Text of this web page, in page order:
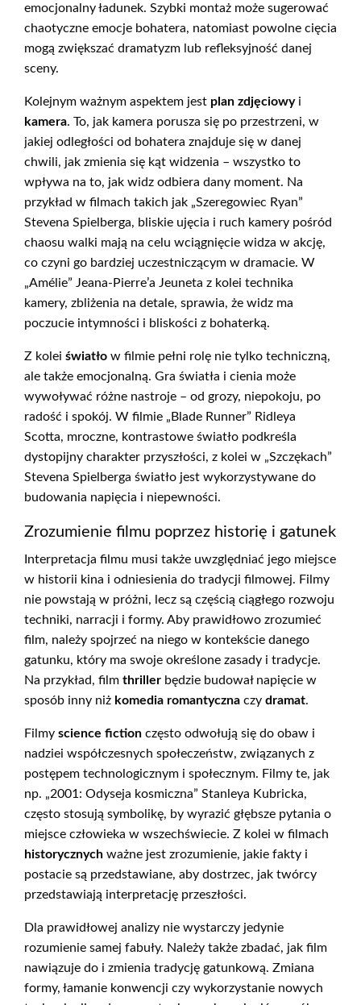
emocjonalny ładunek. Szybki montaż może sugerować
chaotyczne emocje bohatera, natomiast powolne cięcia
mogą zwiększać dramatyzm lub refleksyjność danej
sceny.
Kolejnym ważnym aspektem jest plan zdjęciowyi
kamera. To, jak kamera porusza się po przestrzeni, w
jakiej odległości od bohatera znajduje się w danej
chwili, jak zmienia się kąt widzenia – wszystko to
wpływa na to, jak widz odbiera dany moment. Na
przykład w filmach takich jak „Szeregowiec Ryan”
Stevena Spielberga, bliskie ujęcia i ruch kamery pośród
chaosu walki mają na celu wciągnięcie widza w akcję,
co czyni go bardziej uczestniczącym w dramacie. W
„Amélie” Jeana-Pierre’a Jeuneta z kolei technika
kamery, zbliżenia na detale, sprawia, że widz ma
poczucie intymności i bliskości z bohaterką.
Z kolei światło w filmie pełni rolę nie tylko techniczną,
ale także emocjonalną. Gra światła i cienia może
wywoływać różne nastroje – od grozy, niepokoju, po
radość i spokój. W filmie „Blade Runner” Ridleya
Scotta, mroczne, kontrastowe światło podkreśla
dystopijny charakter przyszłości, z kolei w „Szczękach”
Stevena Spielberga światło jest wykorzystywane do
budowania napięcia i niepewności.
Zrozumienie filmu poprzez historię i gatunek
Interpretacja filmu musi także uwzględniać jego miejsce
w historii kina i odniesienia do tradycji filmowej. Filmy
nie powstają w próżni, lecz są częścią ciągłego rozwoju
techniki, narracji i formy. Aby prawidłowo zrozumieć
film, należy spojrzeć na niego w kontekście danego
gatunku, który ma swoje określone zasady i tradycje.
Na przykład, film thriller będzie budował napięcie w
sposób inny niż komedia romantyczna czy dramat.
Filmy science fiction często odwołują się do obaw i
nadziei współczesnych społeczeństw, związanych z
postępem technologicznym i społecznym. Filmy te, jak
np. „2001: Odyseja kosmiczna” Stanleya Kubricka,
często stosują symbolikę, by wyrazić głębsze pytania o
miejsce człowieka w wszechświecie. Z kolei w filmach
historycznych ważne jest zrozumienie, jakie fakty i
postacie są przedstawiane, aby dostrzec, jak twórcy
przedstawiają interpretację przeszłości.
Dla prawidłowej analizy nie wystarczy jedynie
rozumienie samej fabuły. Należy także zbadać, jak film
nawiązuje do i zmienia tradycję gatunkową. Zmiana
formy, łamanie konwencji czy wykorzystanie nowych